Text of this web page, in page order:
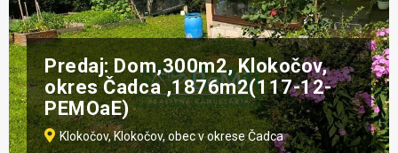
Predaj: Dom,300m2, Klokočov,
okres Čadca ,1876m2(117-12-
PEMOaE)
Klokočov, Klokočov, obec v okrese Čadca